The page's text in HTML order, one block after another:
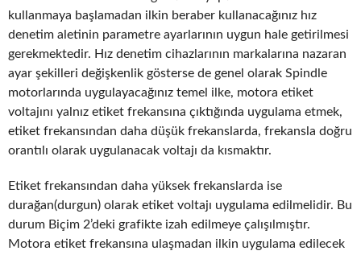
kullanmaya başlamadan ilkin beraber kullanacağınız hız
denetim aletinin parametre ayarlarının uygun hale getirilmesi
gerekmektedir. Hız denetim cihazlarının markalarına nazaran
ayar şekilleri değişkenlik gösterse de genel olarak Spindle
motorlarında uygulayacağınız temel ilke, motora etiket
voltajını yalnız etiket frekansına çıktığında uygulama etmek,
etiket frekansından daha düşük frekanslarda, frekansla doğru
orantılı olarak uygulanacak voltajı da kısmaktır.
Etiket frekansından daha yüksek frekanslarda ise
durağan(durgun) olarak etiket voltajı uygulama edilmelidir. Bu
durum Biçim 2’deki grafikte izah edilmeye çalışılmıştır.
Motora etiket frekansına ulaşmadan ilkin uygulama edilecek